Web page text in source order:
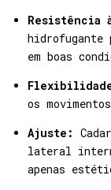
Resistência
hidrofugante
em boas
os
Ajuste:
lateral
apenas